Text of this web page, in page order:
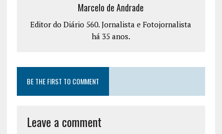
Marcelo de Andrade
Editor do Diário 560. Jornalista e Fotojornalista
há 35 anos.
BE THE FIRST TO COMMENT
Leave a comment